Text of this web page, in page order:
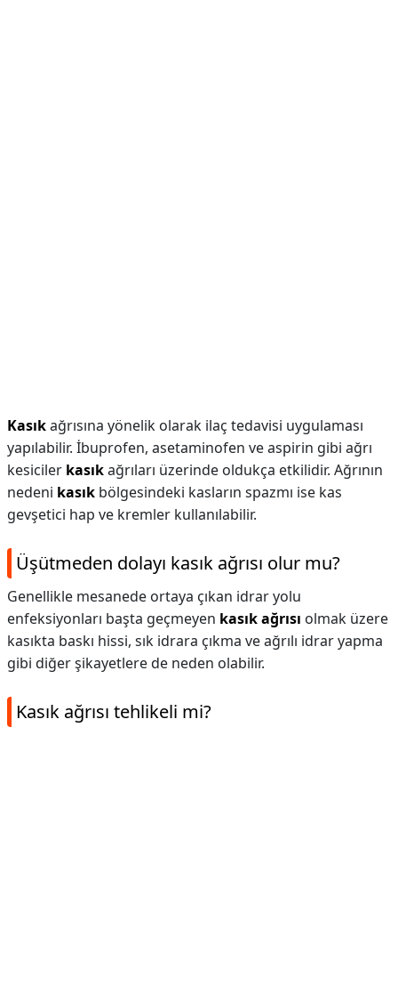
Kasıkağrısına yönelik olarak ilaç tedavisi uygulaması
yapılabilir. İbuprofen, asetaminofen ve aspirin gibi ağrı
kesiciler kasıkağrıları üzerinde oldukça etkilidir. Ağrının
nedeni kasık bölgesindeki kasların spazmı ise kas
gevşetici hap ve kremler kullanılabilir.
Üşütmeden dolayı kasık ağrısı olur mu?
Genellikle mesanede ortaya çıkan idrar yolu
enfeksiyonları başta geçmeyen kasık ağrısı olmak üzere
kasıkta baskı hissi, sık idrara çıkma ve ağrılı idrar yapma
gibi diğer şikayetlere de neden olabilir.
Kasık ağrısı tehlikeli mi?